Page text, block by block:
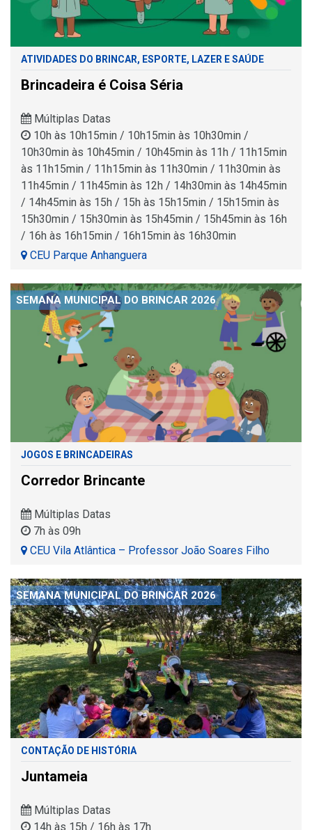
ATIVIDADES DO BRINCAR, ESPORTE, LAZER E SAÚDE
Brincadeira é Coisa Séria
Múltiplas Datas
10h às 10h15min / 10h15min às 10h30min /
10h30min às 10h45min / 10h45min às 11h / 11h15min
às 11h15min / 11h15min às 11h30min / 11h30min às
11h45min / 11h45min às 12h / 14h30min às 14h45min
/ 14h45min às 15h / 15h às 15h15min / 15h15min às
15h30min / 15h30min às 15h45min / 15h45min às 16h
/ 16h às 16h15min / 16h15min às 16h30min
CEU Parque Anhanguera
SEMANA MUNICIPAL DO BRINCAR 2026
JOGOS E BRINCADEIRAS
Corredor Brincante
Múltiplas Datas
7h às 09h
CEU Vila Atlântica – Professor João Soares Filho
SEMANA MUNICIPAL DO BRINCAR 2026
CONTAÇÃO DE HISTÓRIA
Juntameia
Múltiplas Datas
14h às 15h / 16h às 17h